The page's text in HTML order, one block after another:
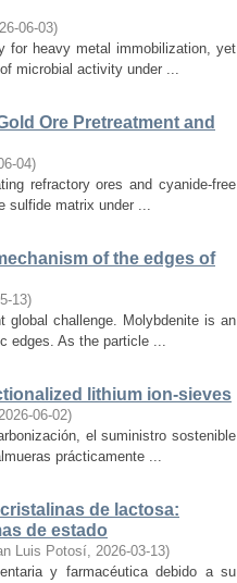
06-03)
for heavy metal immobilization, yet
microbial activity under ...
Ore Pretreatment and
04)
refractory ores and cyanide-free
sulfide matrix under ...
of the edges of
13)
global challenge. Molybdenite is an
edges. As the particle ...
lithium ion-sieves
06-02)
el suministro sostenible
prácticamente ...
de lactosa:
de estado
Luis Potosí, 2026-03-13)
y farmacéutica debido a su